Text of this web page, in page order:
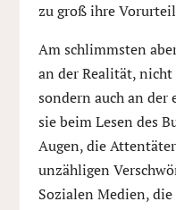
zu groß ihre
Am schlimmsten
an der Realität,
sondern auch an der
sie beim Lesen des
Augen, die
unzähligen
Sozialen Medien,